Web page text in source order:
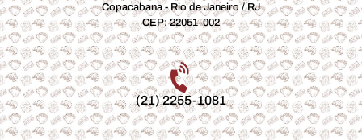
Copacabana - Rio de Janeiro / RJ
CEP: 22051-002
(21) 2255-1081